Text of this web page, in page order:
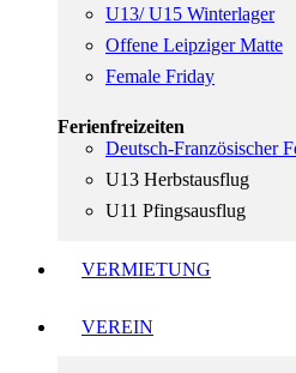
U13/ U15 Winterlager
Offene Leipziger Matte
Female Friday
Ferienfreizeiten
Deutsch-Französischer
U13 Herbstausflug
U11 Pfingsausflug
VERMIETUNG
VEREIN